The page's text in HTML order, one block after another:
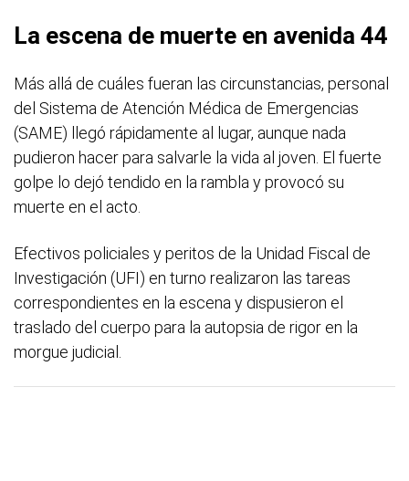
La escena de muerte en avenida 44
Más allá de cuáles fueran las circunstancias, personal
del Sistema de Atención Médica de Emergencias
(SAME) llegó rápidamente al lugar, aunque nada
pudieron hacer para salvarle la vida al joven. El fuerte
golpe lo dejó tendido en la rambla y provocó su
muerte en el acto.
Efectivos policiales y peritos de la Unidad Fiscal de
Investigación (UFI) en turno realizaron las tareas
correspondientes en la escena y dispusieron el
traslado del cuerpo para la autopsia de rigor en la
morgue judicial.